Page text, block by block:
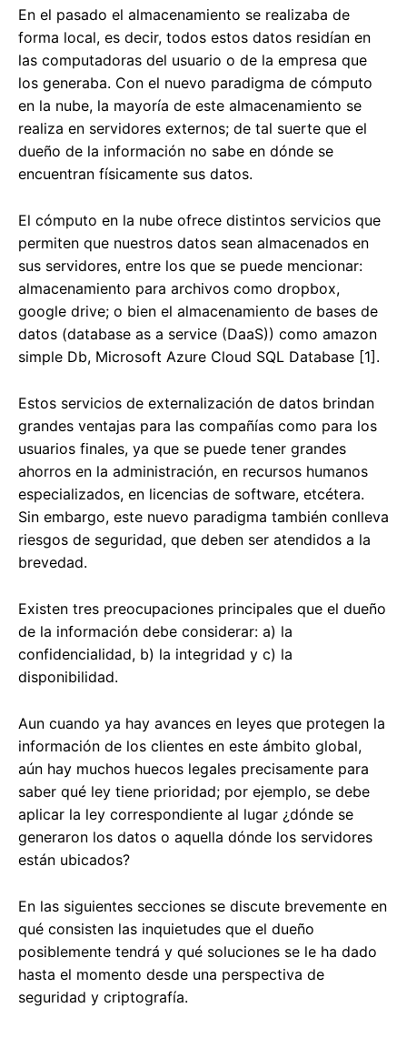
En el pasado el almacenamiento se realizaba de
forma local, es decir, todos estos datos residían en
las computadoras del usuario o de la empresa que
los generaba. Con el nuevo paradigma de cómputo
en la nube, la mayoría de este almacenamiento se
realiza en servidores externos; de tal suerte que el
dueño de la información no sabe en dónde se
encuentran físicamente sus datos.
El cómputo en la nube ofrece distintos servicios que
permiten que nuestros datos sean almacenados en
sus servidores, entre los que se puede mencionar:
almacenamiento para archivos como dropbox,
google drive; o bien el almacenamiento de bases de
datos (database as a service (DaaS)) como amazon
simple Db, Microsoft Azure Cloud SQL Database [1].
Estos servicios de externalización de datos brindan
grandes ventajas para las compañías como para los
usuarios finales, ya que se puede tener grandes
ahorros en la administración, en recursos humanos
especializados, en licencias de software, etcétera.
Sin embargo, este nuevo paradigma también conlleva
riesgos de seguridad, que deben ser atendidos a la
brevedad.
Existen tres preocupaciones principales que el dueño
de la información debe considerar: a) la
confidencialidad, b) la integridad y c) la
disponibilidad.
Aun cuando ya hay avances en leyes que protegen la
información de los clientes en este ámbito global,
aún hay muchos huecos legales precisamente para
saber qué ley tiene prioridad; por ejemplo, se debe
aplicar la ley correspondiente al lugar ¿dónde se
generaron los datos o aquella dónde los servidores
están ubicados?
En las siguientes secciones se discute brevemente en
qué consisten las inquietudes que el dueño
posiblemente tendrá y qué soluciones se le ha dado
hasta el momento desde una perspectiva de
seguridad y criptografía.